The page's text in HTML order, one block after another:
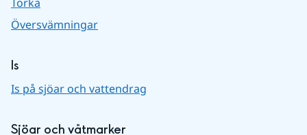
Översvämningar
Is
Is på sjöar och vattendrag
Sjöar och våtmarker